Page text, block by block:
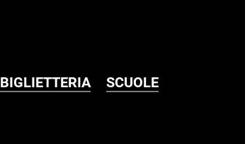
BIGLIETTERIA SCUOLE